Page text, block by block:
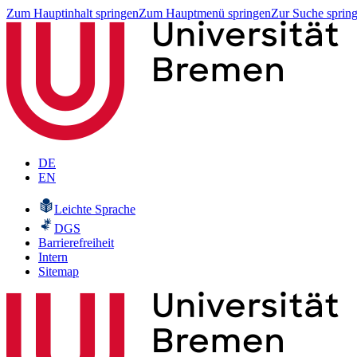
Zum Hauptinhalt springenZum Hauptmenü springenZur Suche
DE
EN
Leichte Sprache
DGS
Barrierefreiheit
Intern
Sitemap